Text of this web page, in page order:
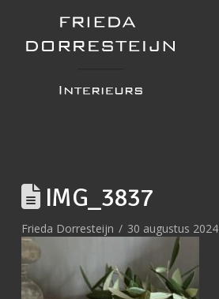
IMG_3837
Frieda Dorresteijn 30 augustus 2024